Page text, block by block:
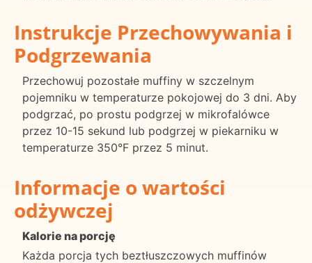
Instrukcje Przechowywania i
Podgrzewania
Przechowuj pozostałe muffiny w szczelnym
pojemniku w temperaturze pokojowej do 3 dni. Aby
podgrzać, po prostu podgrzej w mikrofalówce
przez 10-15 sekund lub podgrzej w piekarniku w
temperaturze 350°F przez 5 minut.
Informacje o wartości
odżywczej
Kalorie na porcję
Każda porcja tych beztłuszczowych muffinów